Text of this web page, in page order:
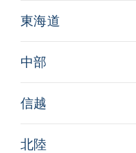
東海道
中部
信越
北陸